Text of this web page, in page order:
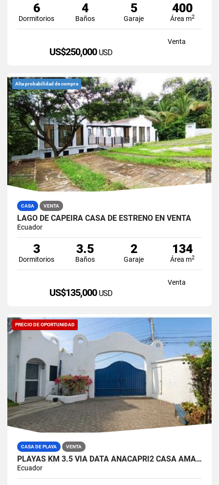
6
Dormitorios
4
Baños
5
Garaje
400
Área m2
Venta
US$250,000 USD
Alta probabilidad de compra
CASA VENTA
LAGO DE CAPEIRA CASA DE ESTRENO EN VENTA
Ecuador
3
Dormitorios
3.5
Baños
2
Garaje
134
Área m2
Venta
US$135,000 USD
PRECIO DE OPORTUNIDAD
CASA DE PLAYA VENTA
PLAYAS KM 3.5 VIA DATA ANACAPRI2 CASA AMABLADA EN VENTA
Ecuador